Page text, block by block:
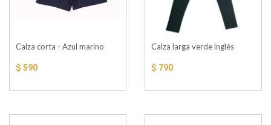
Calza corta - Azul marino
$ 590
Calza larga verde inglés
$ 790